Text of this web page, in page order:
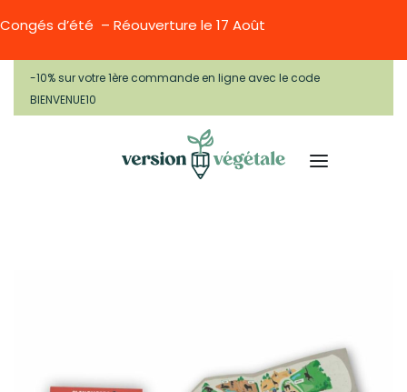
Congés d’été – Réouverture le 17 Août
-10% sur votre 1ère commande en ligne avec le code
BIENVENUE10